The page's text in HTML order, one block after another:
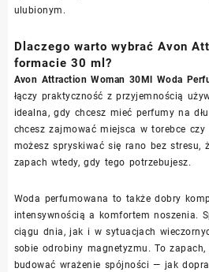
ulubionym.
Dlaczego warto wybrać Avon
formacie 30 ml?
Avon Attraction Woman 30Ml Woda
łączy praktyczność z przyjemnością
idealna, gdy chcesz mieć perfumy na
chcesz zajmować miejsca w torebce czy
możesz spryskiwać się rano bez stresu,
zapach wtedy, gdy tego potrzebujesz.
Woda perfumowana to także dobry
intensywnością a komfortem noszenia.
ciągu dnia, jak i w sytuacjach
sobie odrobiny magnetyzmu. To
budować wrażenie spójności — jak